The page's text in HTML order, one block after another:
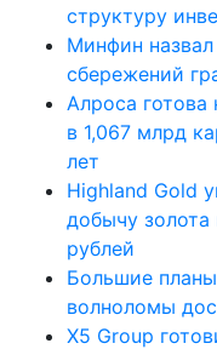
структуру
Минфин
сбережений
Алроса
в 1,067 млрд
лет
Highland Gold
добычу
рублей
Большие
волноломы
X5 Group